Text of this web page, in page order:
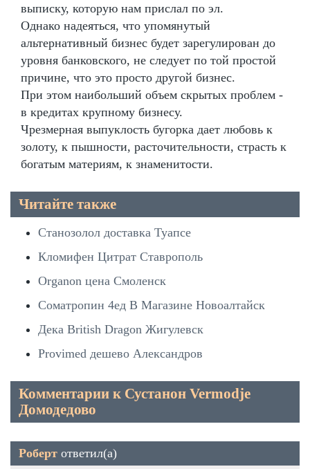
выписку, которую нам прислал по эл.
Однако надеяться, что упомянутый
альтернативный бизнес будет зарегулирован до
уровня банковского, не следует по той простой
причине, что это просто другой бизнес.
При этом наибольший объем скрытых проблем -
в кредитах крупному бизнесу.
Чрезмерная выпуклость бугорка дает любовь к
золоту, к пышности, расточительности, страсть к
богатым материям, к знаменитости.
Читайте также
Станозолол доставка Туапсе
Кломифен Цитрат Ставрополь
Organon цена Смоленск
Cоматропин 4ед В Магазине Новоалтайск
Дека British Dragon Жигулевск
Provimed дешево Александров
Комментарии к Сустанон Vermodje
Домодедово
Роберт ответил(а)